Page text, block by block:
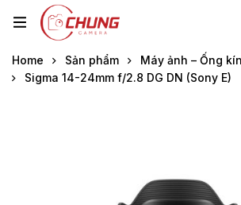
Home Sản phẩm Máy ảnh – Ống
Sigma 14-24mm f/2.8 DG DN (Sony E)